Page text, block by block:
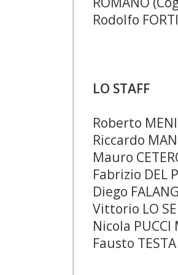
Rodolfo
LO STAFF
Roberto
Riccardo
Mauro
Fabrizio DEL
Diego
Vittorio LO
Nicola PUCCI
Fausto